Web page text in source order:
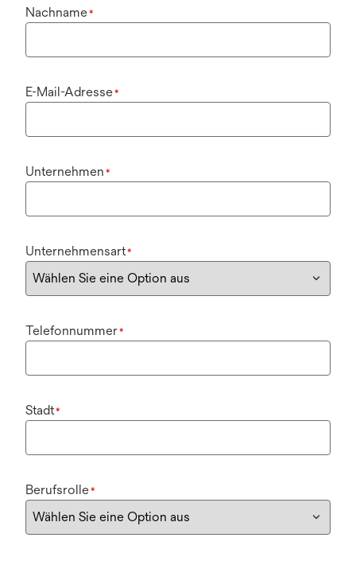
Nachname*
E-Mail-Adresse*
Unternehmen *
Unternehmensart*
Telefonnummer*
Stadt*
Berufsrolle*